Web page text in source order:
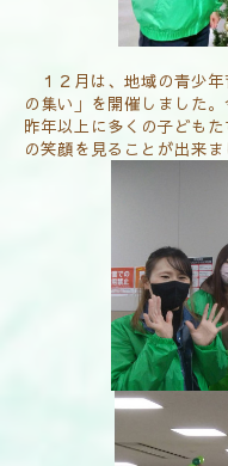
１２月は、地域の青少
の集い」を開催しました
昨年以上に多くの子ども
の笑顔を見ることが出来ま